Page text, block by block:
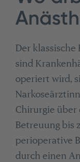
Der
sind
operiert wird,
Chirurgie
Betreuung bis
perioperative
durch einen